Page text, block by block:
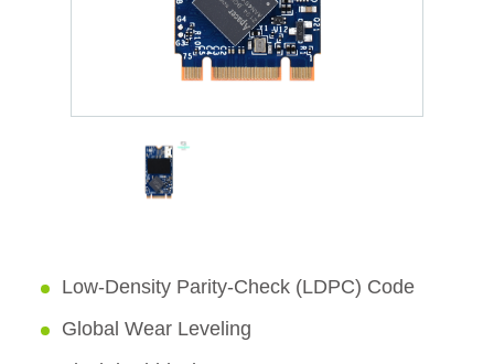
Low-Density Parity-Check (LDPC) Code
Global Wear Leveling